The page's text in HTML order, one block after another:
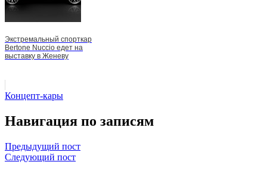
Экстремальный спорткар
Bertone Nuccio едет на
выставку в Женеву
Концепт-кары
Навигация по записям
Предыдущий пост
Следующий пост